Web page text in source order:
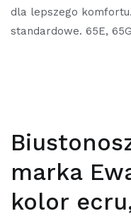
dla lepszego
standardowe. 65E,
marka
kolor